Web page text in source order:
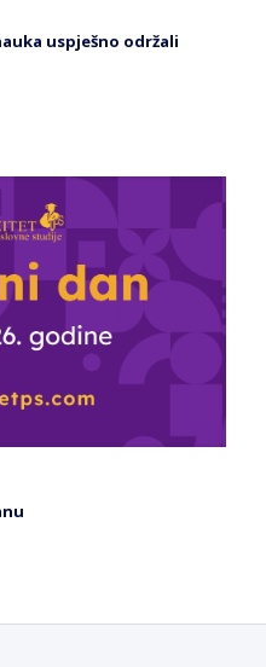
uspješno održali